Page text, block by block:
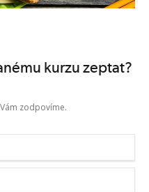
kurzu zeptat?
zodpovíme.